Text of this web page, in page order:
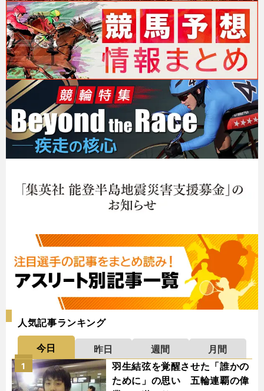
人気記事ランキング
今日 昨日 週間
月間
羽生結弦を覚醒させた「誰かの
ために」の思い 五輪連覇の偉
1